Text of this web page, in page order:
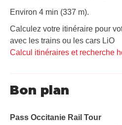
Environ 4 min (337 m).
Calculez votre itinéraire pour
avec les trains ou les cars LiO
Calcul itinéraires et recherche
Bon plan
Pass Occitanie Rail Tour​